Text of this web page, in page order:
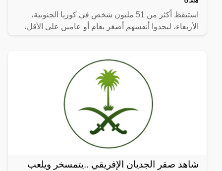
استيقظ أكثر من 51 مليون شخص في كوريا الجنوبية،
الأربعاء، ليجدوا أنفسهم أصغر بعام أو عامين على الأقل،
شاهد صقر الجديان الإفريقي ..يتمسخر ويلعب